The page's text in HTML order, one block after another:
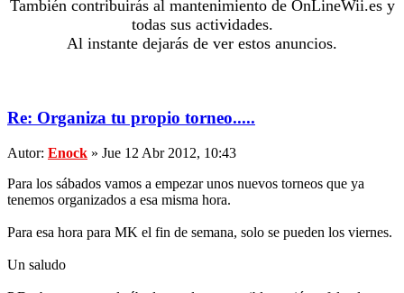
También contribuirás al mantenimiento de OnLineWii.es y
todas sus actividades.
Al instante dejarás de ver estos anuncios.
Re: Organiza tu propio torneo.....
Autor: Enock » Jue 12 Abr 2012, 10:43
Para los sábados vamos a empezar unos nuevos torneos que ya
tenemos organizados a esa misma hora.
Para esa hora para MK el fin de semana, solo se pueden los viernes.
Un saludo